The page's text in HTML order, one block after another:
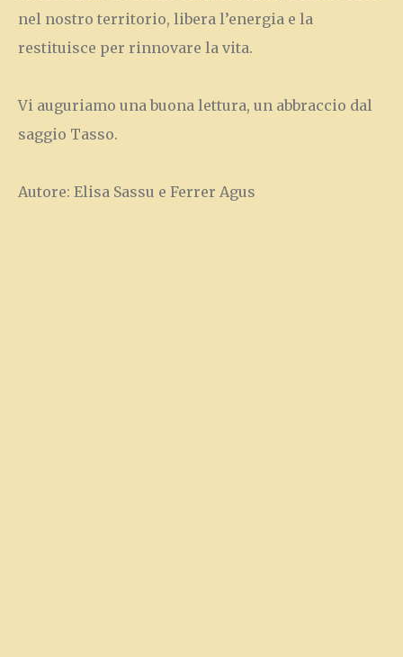
nel nostro territorio, libera l’energia e la
restituisce per rinnovare la vita.
Vi auguriamo una buona lettura, un abbraccio dal
saggio Tasso.
Autore: Elisa Sassu e Ferrer Agus